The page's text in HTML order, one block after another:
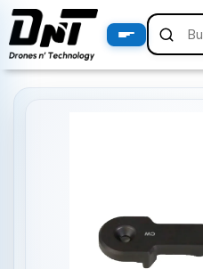
PRODUCTOS
productos destacados